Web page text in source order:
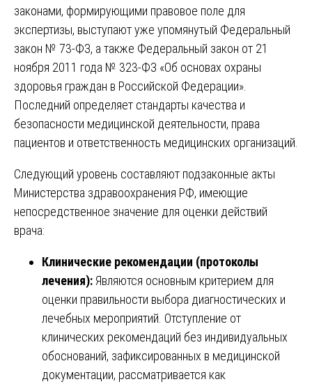
законами, формирующими правовое поле для
экспертизы, выступают уже упомянутый Федеральный
закон № 73-ФЗ, а также Федеральный закон от 21
ноября 2011 года № 323-ФЗ «Об основах охраны
здоровья граждан в Российской Федерации».
Последний определяет стандарты качества и
безопасности медицинской деятельности, права
пациентов и ответственность медицинских организаций.
Следующий уровень составляют подзаконные акты
Министерства здравоохранения РФ, имеющие
непосредственное значение для оценки действий
врача:
Клинические рекомендации (протоколы
лечения): Являются основным критерием для
оценки правильности выбора диагностических и
лечебных мероприятий. Отступление от
клинических рекомендаций без индивидуальных
обоснований, зафиксированных в медицинской
документации, рассматривается как